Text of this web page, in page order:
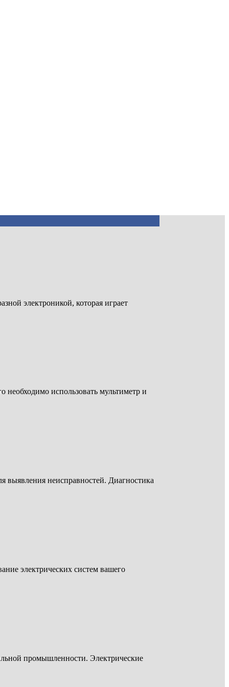
электроникой, которая играет
необходимо использовать мультиметр и
выявления неисправностей. Диагностика
электрических систем вашего
промышленности. Электрические